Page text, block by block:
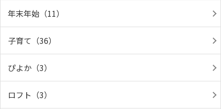
年末年始（11）
子育て（36）
ぴよか（3）
ロフト（3）